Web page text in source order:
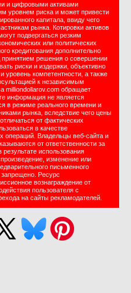
и цифровыми активами
уровнем риска и может привести
капитала, ввиду чего
рынка. Котировки активов
подвергаться резким
или политических
кредитования дополнительно
решения о совершении
риски и издержки, объективно
уровень компетентности, а также
к независимым
milliondollarov.com обращает
информация не является
в режиме реального времени и
рынка, вследствие чего цены
от фактических
в качестве
операций. Владельцы веб-сайта и
от ответственности за
использования
изменение или
письменного
запрещено. Ресурс
вознаграждение от
пользователя с
на сайты рекламодателей.